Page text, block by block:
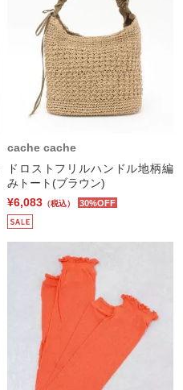
cache cache
ドロストフリルハンドル地柄編
みトート(ブラウン)
¥6,083 （税込） 30%OFF